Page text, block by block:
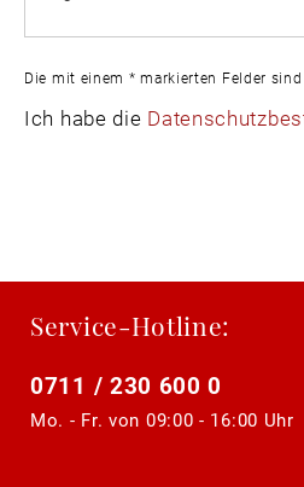
Die mit einem * markierten Felder
Ich habe die
Service-Hotline:
0711 / 230 600 0
Mo. - Fr. von 09:00 - 16:00 Uhr